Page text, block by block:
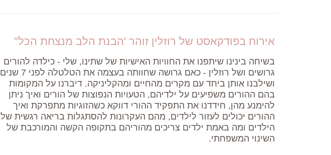
אירוח בפודקאסט של רוזלין זוהר 'הבנת הלב מנצחת הכל"
בשיחה בינינו שיתפנו את החוויות האישיות של שתינו, שלי - כילדה להורים
גרושים ושל רוזלין - כאם גרושה שחוותה בעצמה את הטלטלה לפני 7 שנים
ושילבנו אותן ביחד עם מקרים מהחיים ומהקליניקה. דיברנו על המקומות
בהם ההורים משפיעים על ילדיהם, הטעויות הנפוצות של הורים ואיך ניתן
להימנע מהן, חידדנו את התפקיד ההורי דווקא כשהזוגיות מתפרקת ואיך
ההורים יכולים לעזור לילדים, מהם העקרונות להסתגלות בריאה רגשית של
הילדים ומה באמת ילדים צריכים מהוריהם בתקופה הקשה והמורכבת של
השינוי המשפחתי.